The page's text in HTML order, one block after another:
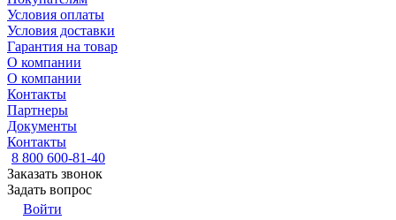
Условия оплаты
Условия доставки
Гарантия на товар
О компании
О компании
Контакты
Партнеры
Документы
Контакты
8 800 600-81-40
Заказать звонок
Задать вопрос
Войти